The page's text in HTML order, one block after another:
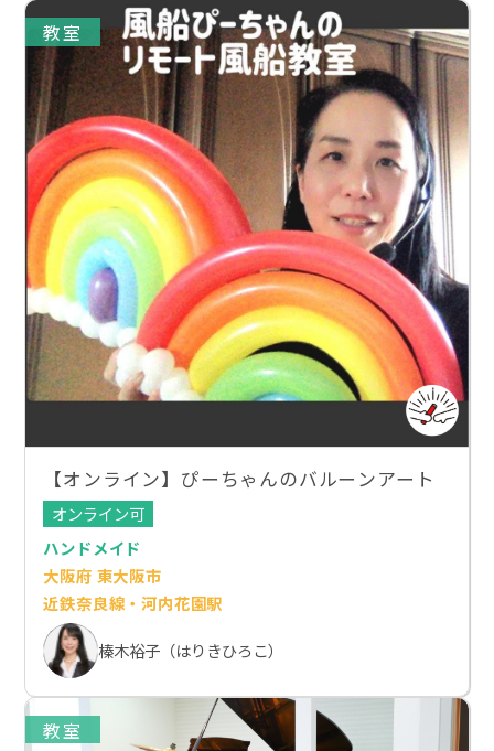
教室
【オンライン】ぴーちゃんのバルーンアート
オンライン可
ハンドメイド
大阪府 東大阪市
近鉄奈良線・河内花園駅
榛木裕子（はりきひろこ）
教室